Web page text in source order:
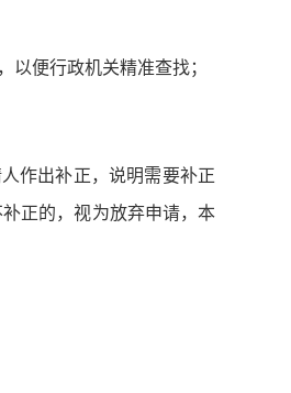
便行政机关精准查找；
作出补正，说明需要补正
正的，视为放弃申请，本